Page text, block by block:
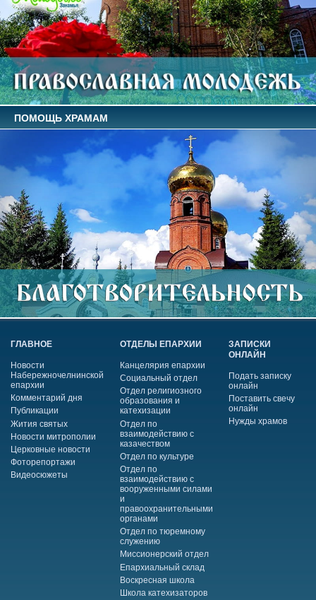
ПОМОЩЬ ХРАМАМ
ГЛАВНОЕ
Новости
Набережночелнинской
епархии
Комментарий дня
Публикации
Жития святых
Новости митрополии
Церковные новости
Фоторепортажи
Видеосюжеты
ОТДЕЛЫ ЕПАРХИИ
Канцелярия епархии
Социальный отдел
Отдел религиозного
образования и
катехизации
Отдел по
взаимодействию с
казачеством
Отдел по культуре
Отдел по
взаимодействию с
вооруженными силами
и
правоохранительными
органами
Отдел по тюремному
служению
Миссионерский отдел
Епархиальный склад
Воскресная школа
Школа катехизаторов
ЗАПИСКИ
ОНЛАЙН
Подать записку
онлайн
Поставить свечу
онлайн
Нужды храмов